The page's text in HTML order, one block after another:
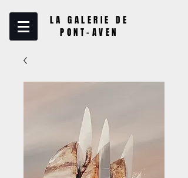
LA GALERIE DE
PONT-AVEN